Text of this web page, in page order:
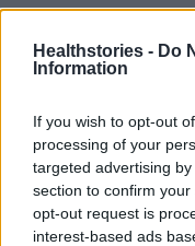
Healthstories - Do
Information
If you wish to opt-out
processing of your
targeted advertising
section to confirm
opt-out request is
interest-based ads
Νέες
εμβολίων στην
Ενδεχομένως και
πρώτες
Johnson στην